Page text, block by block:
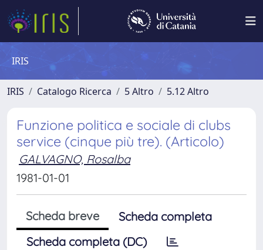
IRIS
IRIS Catalogo Ricerca 5 Altro 5.12 Altro
Funzione politica e sociale di clubs
service (cinque più tre). (Articolo)
GALVAGNO, Rosalba
1981-01-01
Scheda breve
Scheda completa
Scheda completa (DC)